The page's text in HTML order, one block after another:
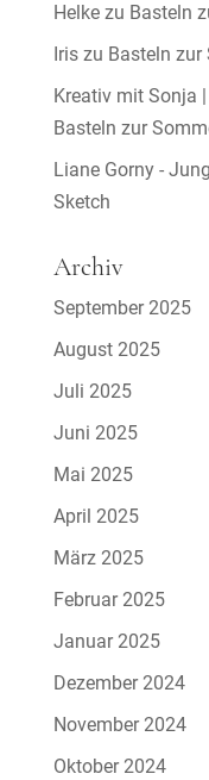
Helkezu Basteln
Iriszu Basteln zur
Kreativ mit Sonja
Basteln zur
Liane Gorny -
Sketch
Archiv
September 2025
August 2025
Juli 2025
Juni 2025
Mai 2025
April 2025
März 2025
Februar 2025
Januar 2025
Dezember 2024
November 2024
Oktober 2024